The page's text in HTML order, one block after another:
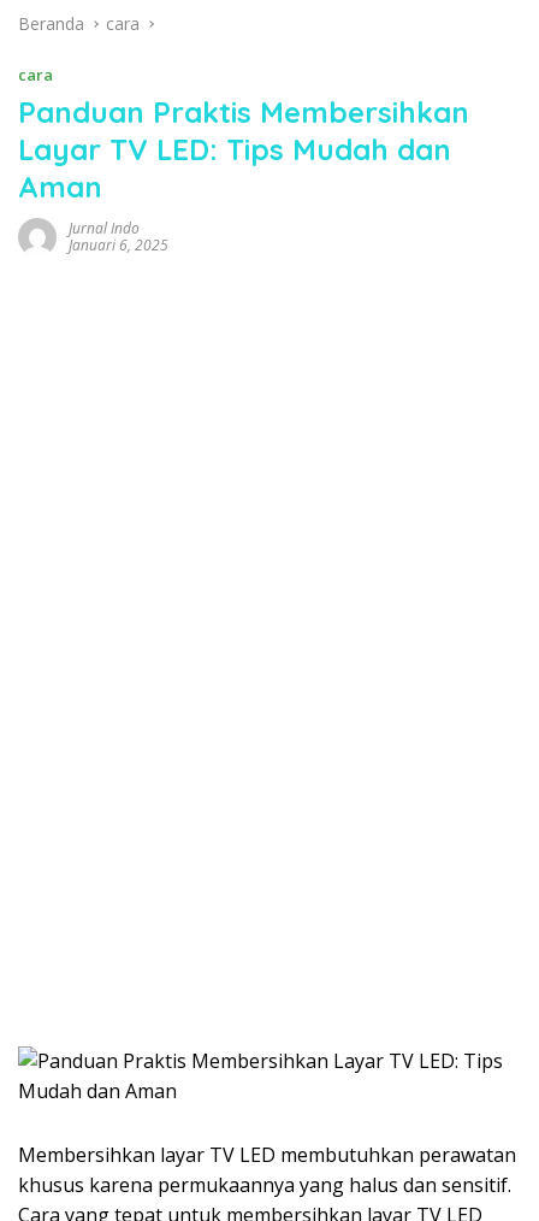
Beranda cara
cara
Panduan Praktis Membersihkan
Layar TV LED: Tips Mudah dan
Aman
Jurnal Indo
Januari 6, 2025
Membersihkan layar TV LED membutuhkan perawatan
khusus karena permukaannya yang halus dan sensitif.
Cara yang tepat untuk membersihkan layar TV LED